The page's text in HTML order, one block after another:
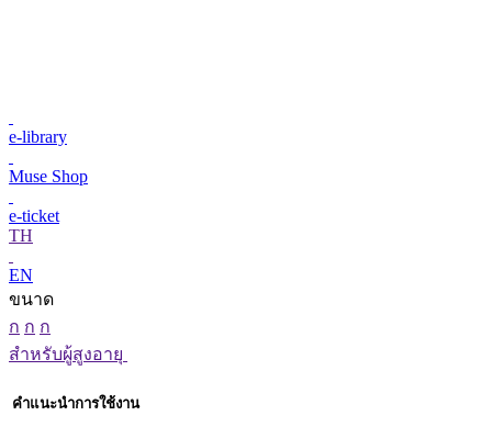
e-library
Muse Shop
e-ticket
TH
EN
ขนาด
ก ก ก
สำหรับผู้สูงอายุ
คำแนะนำการใช้งาน